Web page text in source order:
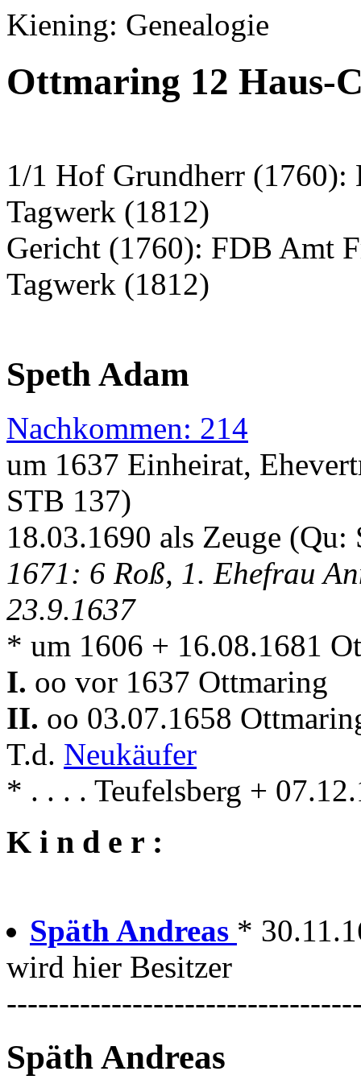
Kiening: Genealogie
Ottmaring 12
1/1 Hof Grundherr (1760):
Tagwerk (1812)
Gericht (1760): FDB Amt
Tagwerk (1812)
Speth Adam
Nachkommen: 214
um 1637 Einheirat,
STB 137)
18.03.1690 als Zeuge
1671: 6 Roß, 1. Ehefrau
23.9.1637
* um 1606 + 16.08.1681
I. oo vor 1637 Ottmaring
II. oo 03.07.1658
T.d. Neukäufer
* . . . . Teufelsberg +
K i n d e r :
Späth Andreas *
wird hier Besitzer
Späth Andreas